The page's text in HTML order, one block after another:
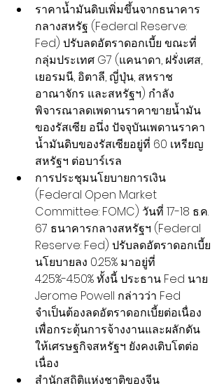
ราคาน้ำมันดิบเพิ่มขึ้นจากธนาคาร
กลางสหรัฐ (Federal Reserve:
Fed) ปรับลดอัตราดอกเบี้ย ขณะที่
กลุ่มประเทศ G7 (แคนาดา, ฝรั่งเศส,
เยอรมนี, อิตาลี, ญี่ปุ่น, สหราช
อาณาจักร และสหรัฐฯ) กำลัง
พิจารณาลดเพดานราคาขายน้ำมัน
ของรัสเซีย อนึ่ง ปัจจุบันเพดานราคา
น้ำมันดิบของรัสเซียอยู่ที่ 60 เหรียญ
สหรัฐฯ ต่อบาร์เรล
การประชุมนโยบายการเงิน
(Federal Open Market
Committee: FOMC) วันที่ 17-18 ธ.ค.
67 ธนาคารกลางสหรัฐฯ (Federal
Reserve: Fed) ปรับลดอัตราดอกเบี้ย
นโยบายลง 0.25% มาอยู่ที่
4.25%-4.50% ทั้งนี้ ประธาน Fed นาย
Jerome Powell กล่าวว่า Fed
จำเป็นต้องลดอัตราดอกเบี้ยต่อเนื่อง
เพื่อกระตุ้นการจ้างงานและผลักดัน
ให้เศรษฐกิจสหรัฐฯ ยังคงเติบโตต่อ
เนื่อง
สำนักสถิติแห่งชาติของจีน